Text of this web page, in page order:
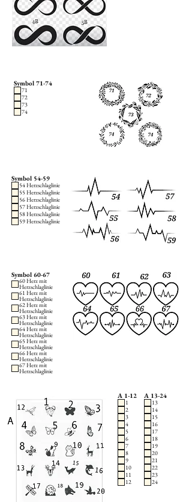
Symbol 71-74
71
72
73
74
Symbol 54-59
54 Herzschlaglinie
55 Herzschlaglinie
56 Herzschlaglinie
57 Herzschlaglinie
58 Herzschlaglinie
59 Herzschlaglinie
Symbol 60-67
60 Herz mit
Herzschlaglinie
61 Herz mit
Herzschlaglinie
62 Herz mit
Herzschlaglinie
63 Herz mit
Herzschlaglinie
64 Herz mit
Herzschlaglinie
65 Herz mit
Herzschlaglinie
66 Herz mit
Herzschlaglinie
67 Herz mit
Herzschlaglinie
A 1-12
1
2
3
4
5
6
7
8
9
10
11
12
A 13-24
13
14
15
16
17
18
19
20
21
22
23
24